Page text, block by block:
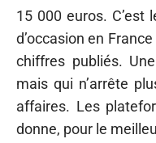
15 000 euros. C’est
d’occasion en
chiffres publiés.
mais qui n’arrête
affaires. Les
donne, pour le